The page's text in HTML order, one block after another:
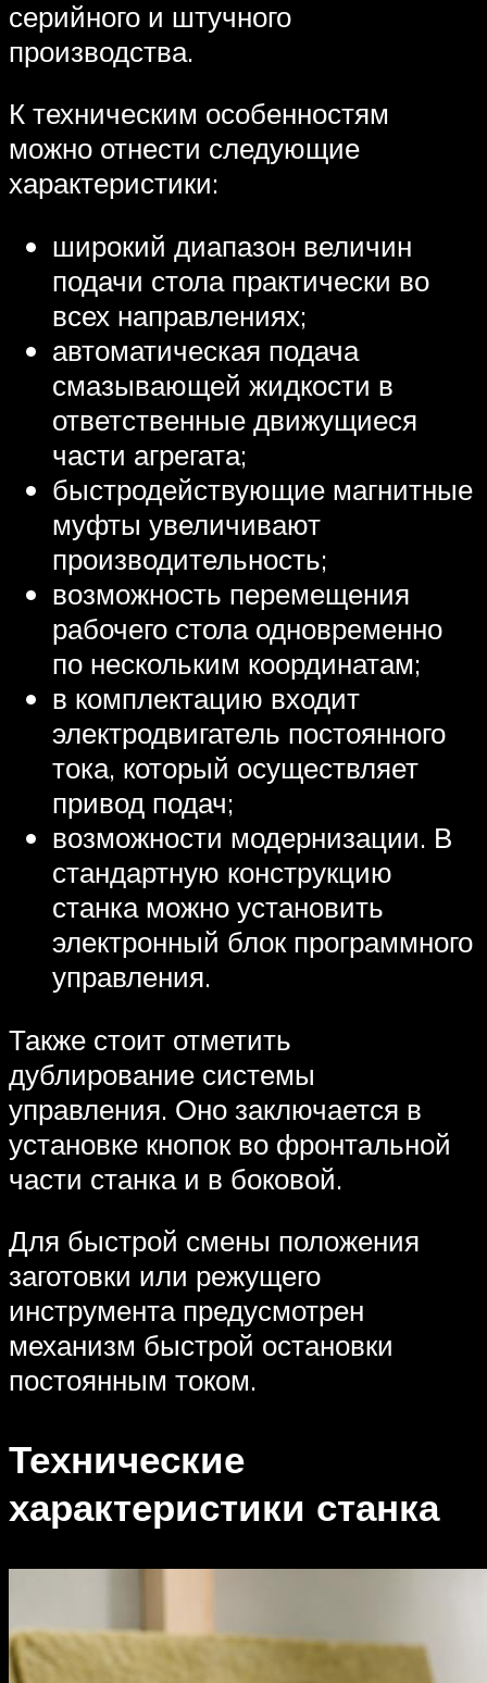
серийного и штучного
производства.
К техническим особенностям
можно отнести следующие
характеристики:
широкий диапазон величин
подачи стола практически во
всех направлениях;
автоматическая подача
смазывающей жидкости в
ответственные движущиеся
части агрегата;
быстродействующие магнитные
муфты увеличивают
производительность;
возможность перемещения
рабочего стола одновременно
по нескольким координатам;
в комплектацию входит
электродвигатель постоянного
тока, который осуществляет
привод подач;
возможности модернизации. В
стандартную конструкцию
станка можно установить
электронный блок программного
управления.
Также стоит отметить
дублирование системы
управления. Оно заключается в
установке кнопок во фронтальной
части станка и в боковой.
Для быстрой смены положения
заготовки или режущего
инструмента предусмотрен
механизм быстрой остановки
постоянным током.
Технические
характеристики станка